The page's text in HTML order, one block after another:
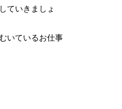
ていきましょ
いているお仕事